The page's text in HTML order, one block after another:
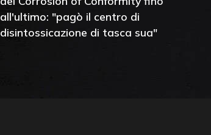
all'ultimo: "pagò il centro di
disintossicazione di tasca sua"